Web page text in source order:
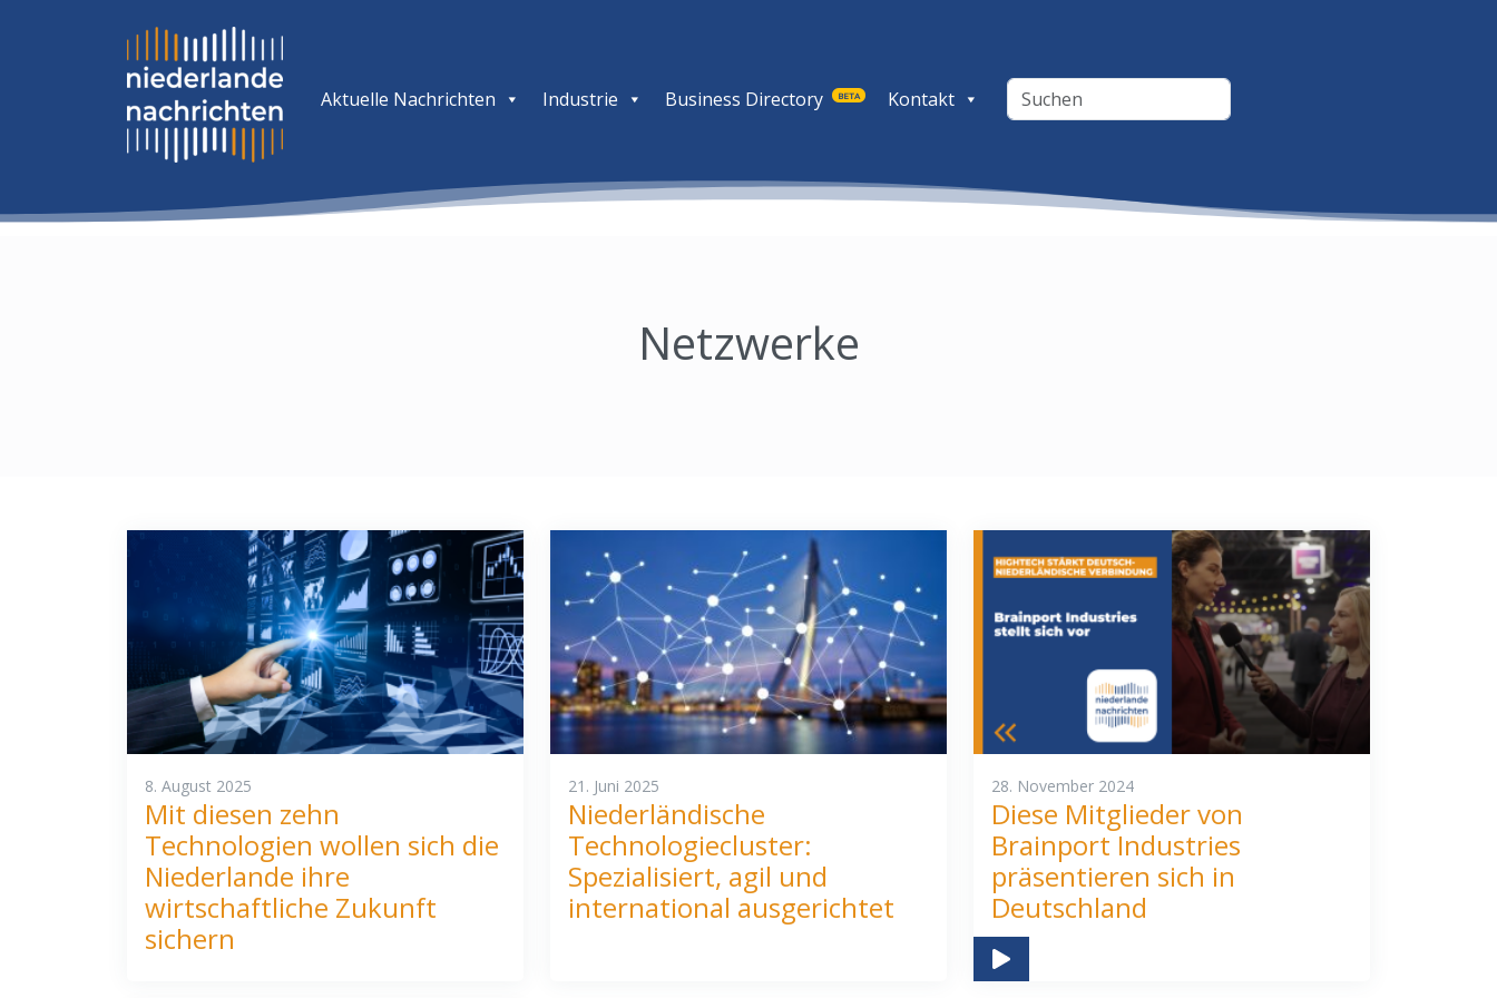
Aktuelle Nachrichten Industrie Business Directory BETA Kontakt
Netzwerke
8. August 2025
Mit diesen zehn
Technologien wollen sich die
Niederlande ihre
wirtschaftliche Zukunft
sichern
21. Juni 2025
Niederländische
Technologiecluster:
Spezialisiert, agil und
international ausgerichtet
28. November 2024
Diese Mitglieder von
Brainport Industries
präsentieren sich in
Deutschland